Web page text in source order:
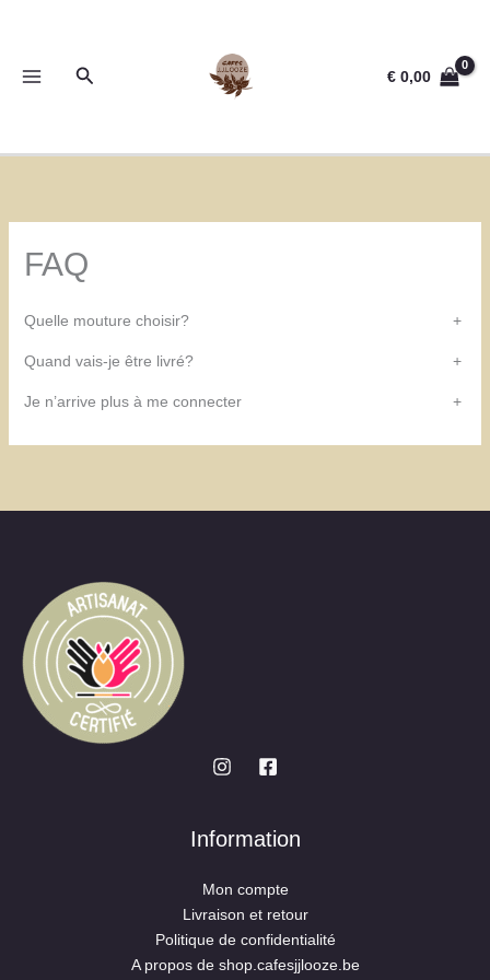
Rechercher € 0,00
FAQ
Quelle mouture choisir? +
Quand vais-je être livré? +
Je n’arrive plus à me connecter +
Information
Mon compte
Livraison et retour
Politique de confidentialité
A propos de shop.cafesjjlooze.be